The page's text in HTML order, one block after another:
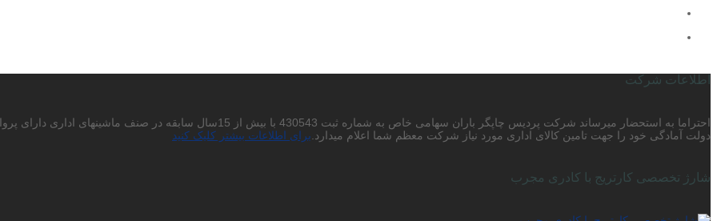
اطلاعات شرکت
احتراما به استحضار میرساند شرکت پردیس چاپگر باران سهامی خاص به شماره ثبت
دولت آمادگی خود را جهت تامین کالای اداری مورد نیاز شرکت معظم شما اعلام میدارد. برای اطلاعات بیشتر کلیک کنید
شارژ تخصصی کارتریج با کادری مجرب